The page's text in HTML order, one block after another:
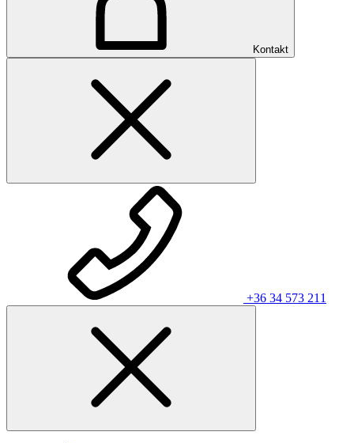
Kontakt
+36 34 573 211